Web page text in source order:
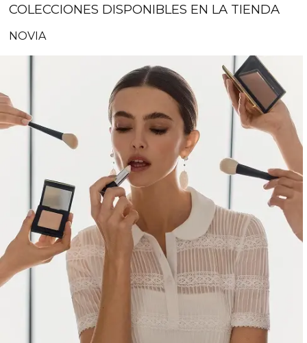
COLECCIONES DISPONIBLES EN LA TIENDA
NOVIA